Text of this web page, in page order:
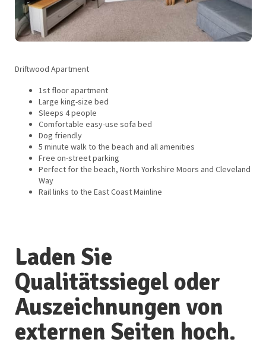
Driftwood Apartment
1st floor apartment
Large king-size bed
Sleeps 4 people
Comfortable easy-use sofa bed
Dog friendly
5 minute walk to the beach and all amenities
Free on-street parking
Perfect for the beach, North Yorkshire Moors and Cleveland
Way
Rail links to the East Coast Mainline
Laden Sie
Qualitätssiegel oder
Auszeichnungen von
externen Seiten hoch.